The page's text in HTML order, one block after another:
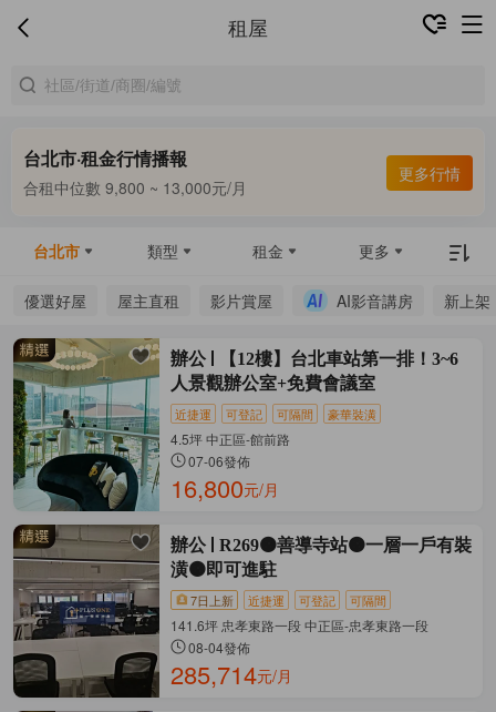
租屋
台北市·租金行情播報
合租中位數 9,800 ~ 13,000元/月
更多行情
台北市 類型 租金 更多
優選好屋 屋主直租 影片賞屋 AI影音講房 新上架
辦公
【12樓】台北車站第一排！3~6
人景觀辦公室+免費會議室
近捷運 可登記 可隔間 豪華裝潢
4.5坪 中正區-館前路
07-06發佈
16,800元/月
辦公
R269🟠善導寺站🟠一層一戶有裝
潢🟠即可進駐
7日上新 近捷運 可登記 可隔間
141.6坪 忠孝東路一段 中正區-忠孝東路一段
08-04發佈
285,714元/月